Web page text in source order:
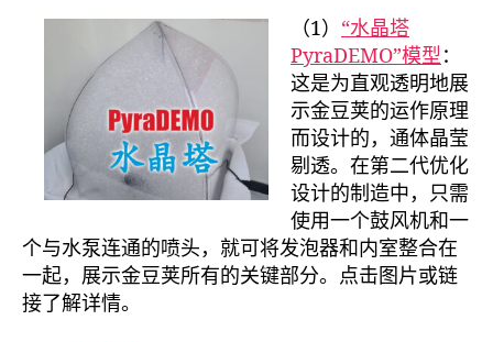
（1） “水晶塔
PyraDEMO”模型：
这是为直观透明地展
示金豆荚的运作原理
而设计的，通体晶莹
剔透。在第二代优化
设计的制造中，只需
使用一个鼓风机和一
个与水泵连通的喷头，就可将发泡器和内室整合在
一起，展示金豆荚所有的关键部分。点击图片或链
接了解详情。